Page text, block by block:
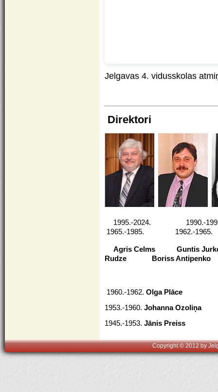
Jelgavas 4. vidusskolas
Direktori
1995.-2024.
1965.-1985. 1962.-1965.
Agris Celms
Guntis
Rudze Boriss Antipenko
1960.-1962. Olga Plāce
1953.-1960. Johanna Ozoliņa
1945.-1953. Jānis Preiss
Copyright © 2012 by